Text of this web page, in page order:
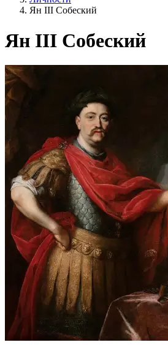
Ян III Собеский
Ян III Собеский